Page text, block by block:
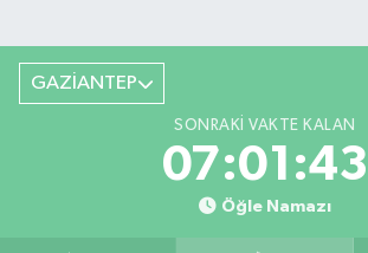
GAZİANTEP
SONRAKI VAKTE KALAN
07:01:43
Öğle Namazı